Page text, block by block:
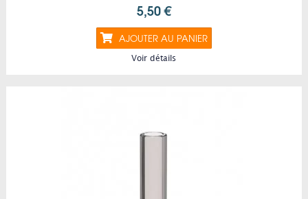
5,50 €
AJOUTER AU PANIER
Voir détails